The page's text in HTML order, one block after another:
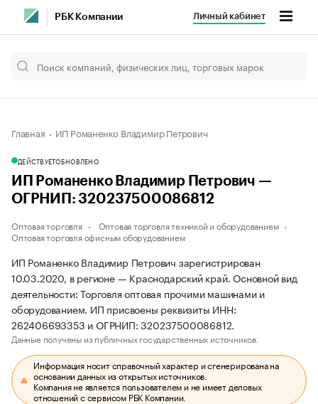
РБК Компании Личный кабинет
Главная ИП Романенко Владимир Петрович
ДЕЙСТВУЕТОБНОВЛЕНО
ИП Романенко Владимир Петрович —
ОГРНИП: 320237500086812
Оптовая торговля
Оптовая торговля техникой и оборудованием
Оптовая торговля офисным оборудованием
ИП Романенко Владимир Петрович зарегистрирован
10.03.2020, в регионе — Краснодарский край. Основной вид
деятельности: Торговля оптовая прочими машинами и
оборудованием. ИП присвоены реквизиты ИНН:
262406693353 и ОГРНИП: 320237500086812.
Данные получены из публичных государственных источников.
Информация носит справочный характер и сгенерирована на
основании данных из открытых источников.
Компания не является пользователем и не имеет деловых
отношений с сервисом РБК Компании.